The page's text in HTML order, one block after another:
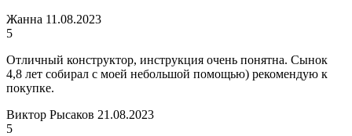
Жанна 11.08.2023
5
Отличный конструктор, инструкция очень понятна. Сынок
4,8 лет собирал с моей небольшой помощью) рекомендую к
покупке.
Виктор Рысаков 21.08.2023
5